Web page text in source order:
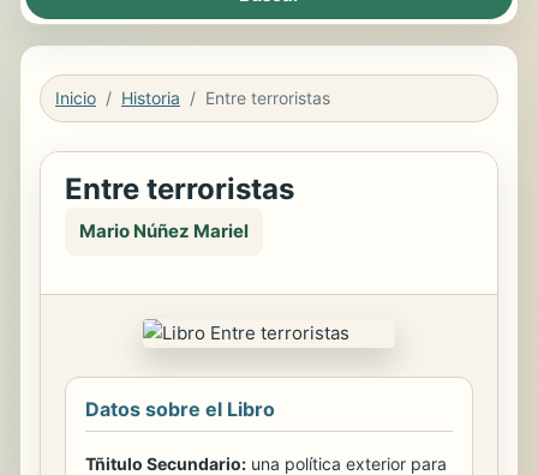
Inicio Historia Entre terroristas
Entre terroristas
Mario Núñez Mariel
Datos sobre el Libro
Tñitulo Secundario: una política exterior para